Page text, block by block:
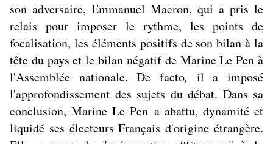
son adversaire, Emmanuel Macron, qui a pris le
relais pour imposer le rythme, les points de
focalisation, les éléments positifs de son bilan à la
tête du pays et le bilan négatif de Marine Le Pen à
l'Assemblée nationale. De facto, il a imposé
l'approfondissement des sujets du débat. Dans sa
conclusion, Marine Le Pen a abattu, dynamité et
liquidé ses électeurs Français d'origine étrangère.